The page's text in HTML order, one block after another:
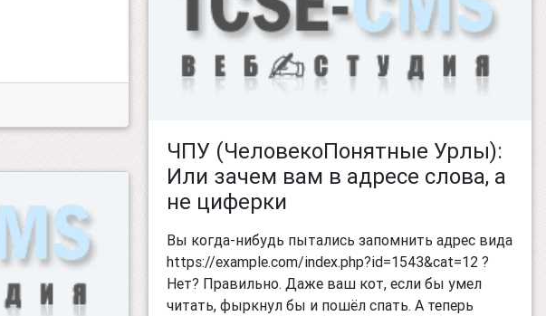
ЧПУ (ЧеловекоПонятные Урлы):
Или зачем вам в адресе слова, а
не циферки
Вы когда-нибудь пытались запомнить адрес вида
https://example.com/index.php?id=1543&cat=12 ?
Нет? Правильно. Даже ваш кот, если бы умел
читать, фыркнул бы и пошёл спать. А теперь